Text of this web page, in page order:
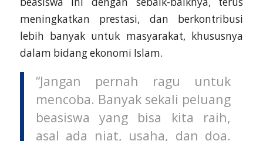
meningkatkan prestasi, dan berkontribusi
lebih banyak untuk masyarakat, khususnya
dalam bidang ekonomi Islam.
“Jangan pernah ragu untuk
mencoba. Banyak sekali peluang
beasiswa yang bisa kita raih,
asal ada niat, usaha, dan doa.